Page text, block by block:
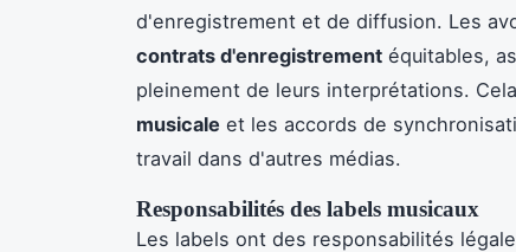
d'enregistrement et de diffusion. Les
contrats d'enregistrement équitables,
pleinement de leurs interprétations.
musicale et les accords de
travail dans d'autres médias.
Responsabilités des labels musicaux
Les labels ont des responsabilités